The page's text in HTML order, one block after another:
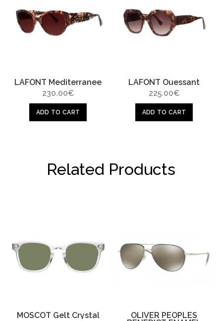
LAFONT Mediterranee
230.00€
ADD TO CART
LAFONT Ouessant
225.00€
ADD TO CART
Related Products
MOSCOT Gelt Crystal
OLIVER PEOPLES